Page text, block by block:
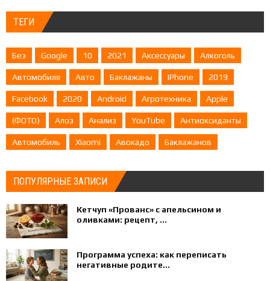
ТЕГИ
Без Google 10 2021 Аксессуары Алкоголь
Автомобиля Авто Баклажаны IPhone 2019
Facebook 2020 Android Агротехника Apple
(ФОТО) Алоэ Анализ YouTube Антиоксиданты
Автомобиль Xiaomi Авокадо Баклажанов
ПОПУЛЯРНЫЕ ЗАПИСИ
Кетчуп «Прованс» с апельсином и
оливками: рецепт, ...
Программа успеха: как переписать
негативные родите...